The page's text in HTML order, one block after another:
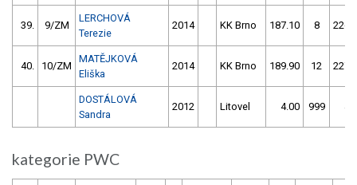
39. 9/ZM
LERCHOVÁ
Terezie
2014 KK Brno 187.10 8
40. 10/ZM
MATĚJKOVÁ
Eliška
2014 KK Brno 189.90 12
DOSTÁLOVÁ
Sandra
2012 Litovel 4.00 999
kategorie PWC